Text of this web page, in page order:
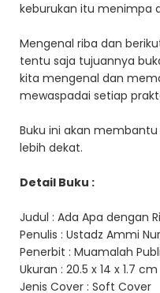
keburukan itu menimpa
Mengenal riba dan
tentu saja tujuannya
kita mengenal dan
mewaspadai setiap
Buku ini akan
lebih dekat.
Detail Buku :
Judul : Ada Apa dengan
Penulis : Ustadz Ammi
Penerbit : Muamalah
Ukuran : 20.5 x 14 x 1.7 cm
Jenis Cover : Soft Cover